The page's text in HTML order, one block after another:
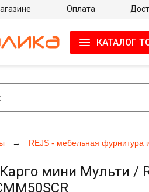
REJS - мебельная фурнитура
мини Мульти /
Оплата
КАТАЛОГ